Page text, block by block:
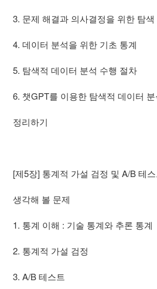
3. 문제 해결과 의사결정을 위한 탐
4. 데이터 분석을 위한 기초 통계
5. 탐색적 데이터 분석 수행 절차
6. 챗GPT를 이용한 탐색적 데이터 분
정리하기
[제5장] 통계적 가설 검정 및 A/B 테
생각해 볼 문제
1. 통계 이해 : 기술 통계와 추론 통계
2. 통계적 가설 검정
3. A/B 테스트